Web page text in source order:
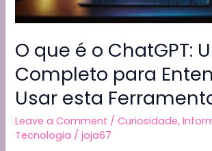
O que é o ChatGPT:
Completo para
Usar esta
Leave a Comment /Curiosidade,
Tecnologia /joja67